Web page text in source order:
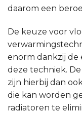
daarom een
De keuze voor
enorm dankzij de
deze techniek.
zijn hierbij dan
die kan worden
radiatoren te